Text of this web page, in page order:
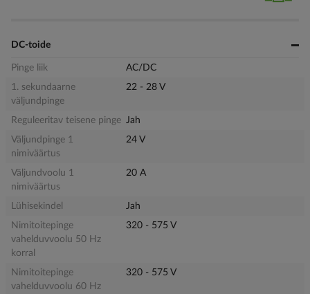
DC-toide
Pinge liik
AC/DC
1. sekundaarne
väljundpinge
22 - 28 V
Reguleeritav teisene pinge
Jah
Väljundpinge 1
nimiväärtus
24 V
Väljundvoolu 1
nimiväärtus
20 A
Lühisekindel
Jah
Nimitoitepinge
vahelduvvoolu 50 Hz
korral
320 - 575 V
Nimitoitepinge
vahelduvvoolu 60 Hz
320 - 575 V